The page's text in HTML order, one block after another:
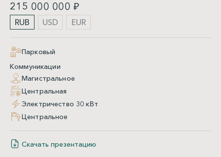
215 000 000 ₽
RUB USD EUR
Парковый
Коммуникации
Магистральное
Центральная
Электричество 30 кВт
Центральное
Скачать презентацию